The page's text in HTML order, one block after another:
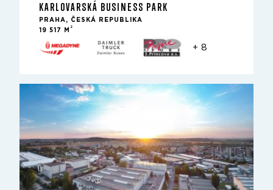
KARLOVARSKÁ BUSINESS PARK
PRAHA, ČESKÁ REPUBLIKA
19 517 M
2
+ 8